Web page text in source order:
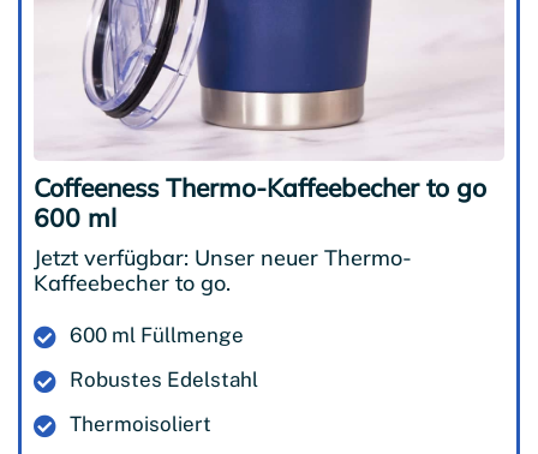
Coffeeness Thermo-Kaffeebecher to go
600 ml
Jetzt verfügbar: Unser neuer Thermo-
Kaffeebecher to go.
600 ml Füllmenge
Robustes Edelstahl
Thermoisoliert